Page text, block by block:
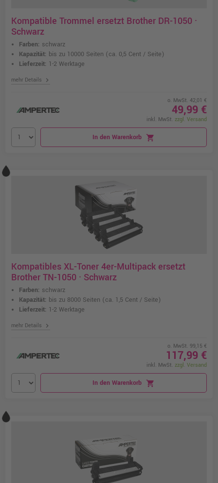
Kompatible Trommel ersetzt Brother DR-1050 ·
Schwarz
Farben: schwarz
Kapazität: bis zu 10000 Seiten (ca. 0,5 Cent / Seite)
Lieferzeit: 1-2 Werktage
mehr Details chevron_right
o. MwSt. 42,01 €
49,99 €
inkl. MwSt. zzgl. Versand
In den Warenkorb shopping_cart
Kompatibles XL-Toner 4er-Multipack ersetzt
Brother TN-1050 · Schwarz
Farben: schwarz
Kapazität: bis zu 8000 Seiten (ca. 1,5 Cent / Seite)
Lieferzeit: 1-2 Werktage
mehr Details chevron_right
o. MwSt. 99,15 €
117,99 €
inkl. MwSt. zzgl. Versand
In den Warenkorb shopping_cart